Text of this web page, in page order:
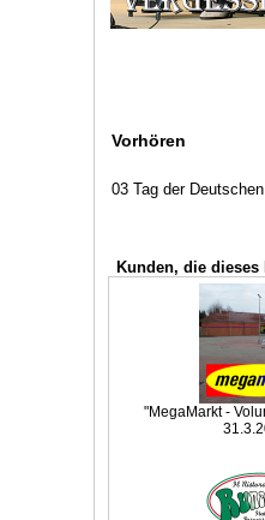
Vorhören
03 Tag der
Kunden, die
"MegaMarkt -